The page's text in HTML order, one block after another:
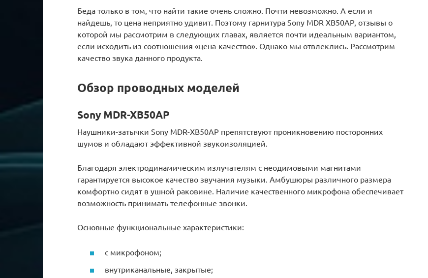
Беда только в том, что найти такие очень сложно. Почти невозможно. А если и
найдешь, то цена неприятно удивит. Поэтому гарнитура Sony MDR XB50AP, отзывы о
которой мы рассмотрим в следующих главах, является почти идеальным вариантом,
если исходить из соотношения «цена-качество». Однако мы отвлеклись. Рассмотрим
качество звука данного продукта.
Обзор проводных моделей
Sony MDR-XB50AP
Наушники-затычки Sony MDR-XB50AP препятствуют проникновению посторонних
шумов и обладают эффективной звукоизоляцией.
Благодаря электродинамическим излучателям с неодимовыми магнитами
гарантируется высокое качество звучания музыки. Амбушюры различного размера
комфортно сидят в ушной раковине. Наличие качественного микрофона обеспечивает
возможность принимать телефонные звонки.
Основные функциональные характеристики:
с микрофоном;
внутриканальные, закрытые;